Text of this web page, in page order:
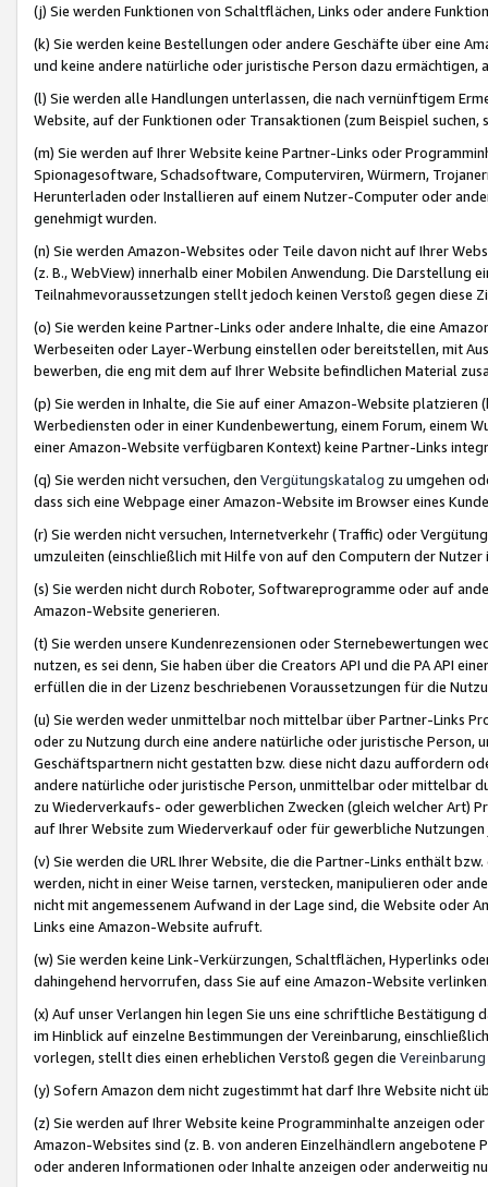
(j) Sie werden Funktionen von Schaltflächen, Links oder andere
(k) Sie werden keine Bestellungen oder andere Geschäfte über eine
und keine andere natürliche oder juristische Person dazu
(l) Sie werden alle Handlungen unterlassen, die nach vernünftigem
Website, auf der Funktionen oder Transaktionen (zum Beispiel
(m) Sie werden auf Ihrer Website keine Partner-Links oder
Spionagesoftware, Schadsoftware, Computerviren, Würmern,
Herunterladen oder Installieren auf einem Nutzer-Computer oder
genehmigt wurden.
(n) Sie werden Amazon-Websites oder Teile davon nicht auf Ihrer
(z. B., WebView) innerhalb einer Mobilen Anwendung. Die Darstellung
Teilnahmevoraussetzungen stellt jedoch keinen Verstoß gegen diese
(o) Sie werden keine Partner-Links oder andere Inhalte, die eine
Werbeseiten oder Layer-Werbung einstellen oder bereitstellen, mit
bewerben, die eng mit dem auf Ihrer Website befindlichen Material
(p) Sie werden in Inhalte, die Sie auf einer Amazon-Website
Werbediensten oder in einer Kundenbewertung, einem Forum, einem
einer Amazon-Website verfügbaren Kontext) keine Partner-Links
(q) Sie werden nicht versuchen, den Vergütungskatalog zu umgehen
dass sich eine Webpage einer Amazon-Website im Browser eines
(r) Sie werden nicht versuchen, Internetverkehr (Traffic) oder
umzuleiten (einschließlich mit Hilfe von auf den Computern der
(s) Sie werden nicht durch Roboter, Softwareprogramme oder auf
Amazon-Website generieren.
(t) Sie werden unsere Kundenrezensionen oder Sternebewertungen
nutzen, es sei denn, Sie haben über die Creators API und die PA API
erfüllen die in der Lizenz beschriebenen Voraussetzungen für die
(u) Sie werden weder unmittelbar noch mittelbar über Partner-Links
oder zu Nutzung durch eine andere natürliche oder juristische
Geschäftspartnern nicht gestatten bzw. diese nicht dazu auffordern
andere natürliche oder juristische Person, unmittelbar oder mittelbar
zu Wiederverkaufs- oder gewerblichen Zwecken (gleich welcher Art)
auf Ihrer Website zum Wiederverkauf oder für gewerbliche
(v) Sie werden die URL Ihrer Website, die die Partner-Links enthält
werden, nicht in einer Weise tarnen, verstecken, manipulieren oder
nicht mit angemessenem Aufwand in der Lage sind, die Website oder
Links eine Amazon-Website aufruft.
(w) Sie werden keine Link-Verkürzungen, Schaltflächen, Hyperlinks
dahingehend hervorrufen, dass Sie auf eine Amazon-Website
(x) Auf unser Verlangen hin legen Sie uns eine schriftliche
im Hinblick auf einzelne Bestimmungen der Vereinbarung,
vorlegen, stellt dies einen erheblichen Verstoß gegen die Vereinbarung
(y) Sofern Amazon dem nicht zugestimmt hat darf Ihre Website nicht
(z) Sie werden auf Ihrer Website keine Programminhalte anzeigen
Amazon-Websites sind (z. B. von anderen Einzelhändlern
oder anderen Informationen oder Inhalte anzeigen oder anderweitig